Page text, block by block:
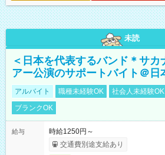
未読
＜日本を代表するバンド＊サカ
アー公演のサポートバイト＠日
アルバイト 職種未経験OK 社会人未経験OK
ブランクOK
給与
時給1250円～
交通費別途支給あり